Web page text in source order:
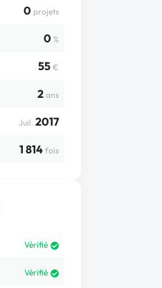
0 projets
0 %
55 €
2 ans
Juil. 2017
1 814 fois
Vérifié
Vérifié